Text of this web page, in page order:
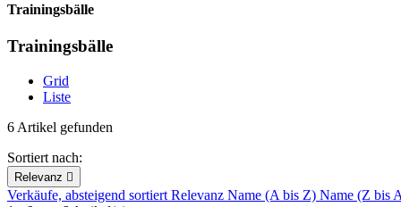
Trainingsbälle
Trainingsbälle
Grid
Liste
6 Artikel gefunden
Sortiert nach:
Relevanz 
Verkäufe, absteigend sortiert Relevanz Name (A bis Z) Name (Z bis